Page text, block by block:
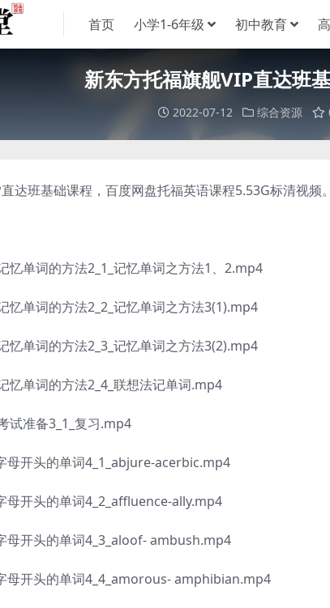
首页 小学1-6年级 初中教育
新东方托福旗舰VIP直达班
2022-07-12 综合资源
班基础课程，百度网盘托福英语课程5.53G标清视频。
单词的方法2_1_记忆单词之方法1、2.mp4
单词的方法2_2_记忆单词之方法3(1).mp4
单词的方法2_3_记忆单词之方法3(2).mp4
单词的方法2_4_联想法记单词.mp4
准备3_1_复习.mp4
开头的单词4_1_abjure-acerbic.mp4
开头的单词4_2_affluence-ally.mp4
开头的单词4_3_aloof- ambush.mp4
开头的单词4_4_amorous- amphibian.mp4